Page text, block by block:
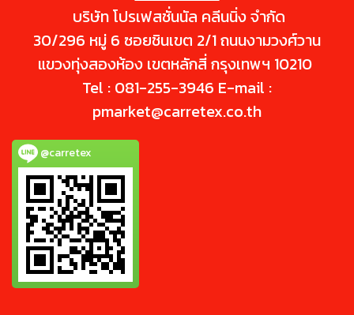
บริษัท โปรเฟสชั่นนัล คลีนนิ่ง จำกัด
30/296 หมู่ 6 ซอยชินเขต 2/1 ถนนงามวงศ์วาน
แขวงทุ่งสองห้อง เขตหลักสี่ กรุงเทพฯ 10210
Tel : 081-255-3946 E-mail :
pmarket@carretex.co.th
@carretex